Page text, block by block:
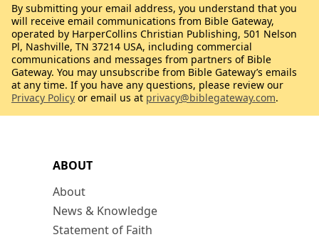
ABOUT
About
News & Knowledge
Statement of Faith
By submitting your email address, you understand that you
will receive email communications from Bible Gateway,
operated by HarperCollins Christian Publishing, 501 Nelson
Pl, Nashville, TN 37214 USA, including commercial
communications and messages from partners of Bible
Gateway. You may unsubscribe from Bible Gateway’s emails
at any time. If you have any questions, please review our
Privacy Policy or email us at privacy@biblegateway.com.